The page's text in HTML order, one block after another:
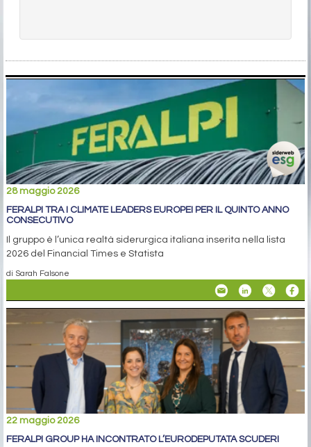
28 maggio 2026
FERALPI TRA I CLIMATE LEADERS EUROPEI PER IL QUINTO ANNO
CONSECUTIVO
Il gruppo è l’unica realtà siderurgica italiana inserita nella lista
2026 del Financial Times e Statista
di Sarah Falsone
22 maggio 2026
FERALPI GROUP HA INCONTRATO L’EURODEPUTATA SCUDERI